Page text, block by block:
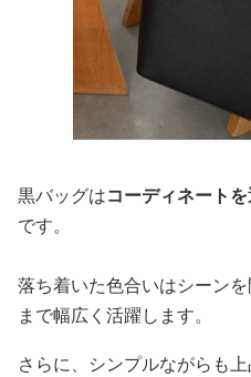
黒バッグはコーディネート
です。
落ち着いた色合いはシーン
まで幅広く活躍します。
さらに、シンプルながらも